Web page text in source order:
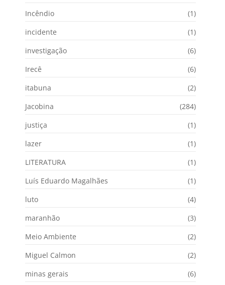
Incêndio
(1)
incidente
(1)
investigação
(6)
Irecê
(6)
itabuna
(2)
Jacobina
(284)
justiça
(1)
lazer
(1)
LITERATURA
(1)
Luís Eduardo Magalhães
(1)
luto
(4)
maranhão
(3)
Meio Ambiente
(2)
Miguel Calmon
(2)
minas gerais
(6)